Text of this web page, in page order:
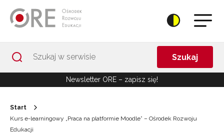
Szukaj
Newsletter ORE – zapisz się!
Start
Kurs e-learningowy „Praca na platformie Moodle” – Ośrodek Rozwoju
Edukacji